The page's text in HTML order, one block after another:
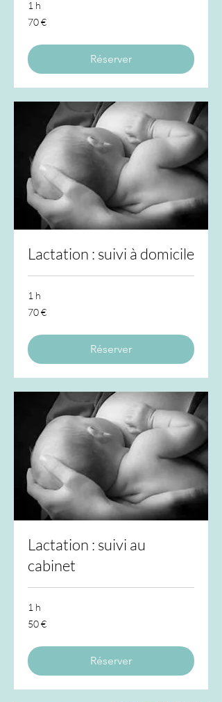
1 h
70
euros
70 €
Réserver
Lactation : suivi à domicile
1 h
70
euros
70 €
Réserver
Lactation : suivi au
cabinet
1 h
50
euros
50 €
Réserver